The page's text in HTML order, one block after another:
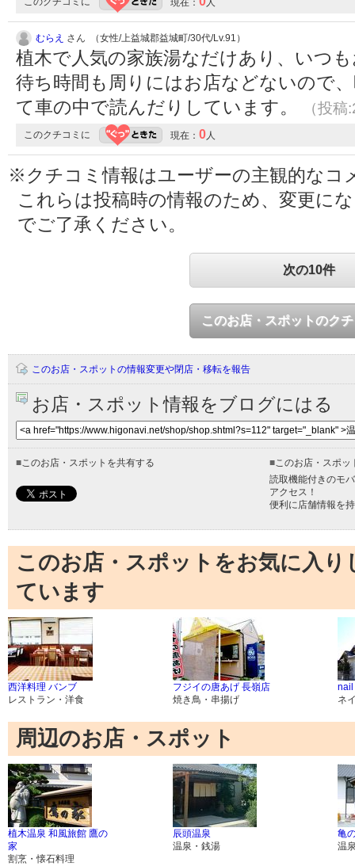
現在： 人
むらえ さん （女性/上益城郡益城町/30代/Lv.91）
植木で人気の家族湯なだけあり、いつ
待ち時間も周りにはお店などないので
て車の中で読んだりしています。
（投
このクチコミに 現在： 0人
※クチコミ情報はユーザーの主観的なコ
これらは投稿時の情報のため、変更に
でご了承ください。
次の10件
このお店・スポットのク
このお店・スポットの情報変更や閉店・移転を報告
お店・スポット情報をブログにはる
■このお店・スポットを共有する ■このお店・スポッ
読取機能付きのモ
アクセス！
便利に店舗情報を
このお店・スポットをお気に入
ています
西洋料理 バンブ
レストラン・洋食
フジイの唐あげ 長嶺店
焼き鳥・串揚げ
nail
ネ
周辺のお店・スポット
植木温泉 和風旅館 鷹の
家
割烹・懐石料理
辰頭温泉
温泉・銭湯
亀
温